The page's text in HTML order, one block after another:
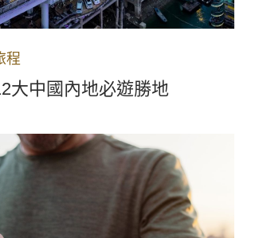
程
大中國內地必遊勝地